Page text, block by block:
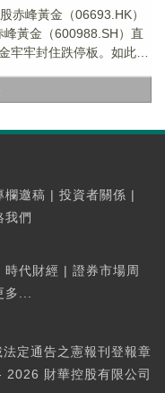
赤峰黃金（06693.HK）
黃金（600988.SH）直
牢牢封住跌停板。如此極
欄邀稿 | 投資者關係 |
我們
時代財經 | 證券市場周
多...
定通告之憲報刊登報章
財華控股有限公司